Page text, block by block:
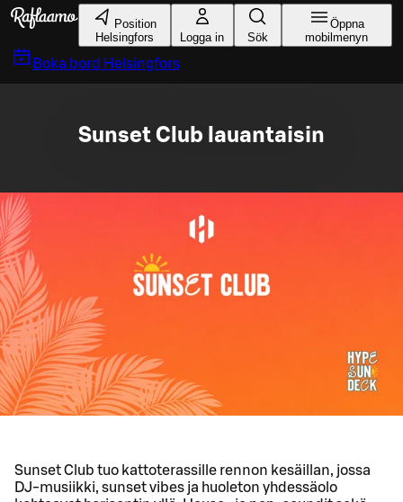
Gå till huvudinnehållet
Position
Helsingfors
Logga in Sök
Öppna
mobilmenyn
Boka bord Helsingfors
Sunset Club lauantaisin
Sunset Club tuo kattoterassille rennon kesäillan, jossa
DJ-musiikki, sunset vibes ja huoleton yhdessäolo